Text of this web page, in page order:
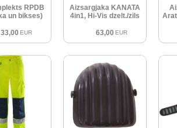
RPDB
un bikses)
33,00 EUR
Aizsargjaka KANATA
4in1, Hi-Vis dzelt./zils
63,00 EUR